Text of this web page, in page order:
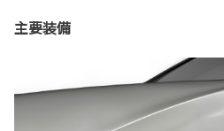
主要装備